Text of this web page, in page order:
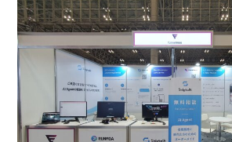
previous
slide